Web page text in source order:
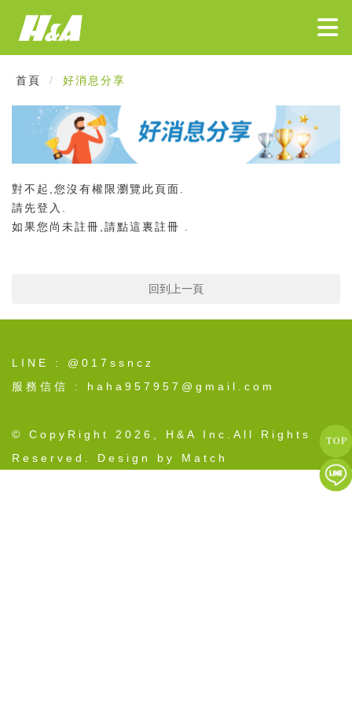
首頁 好消息分享
對不起,您沒有權限瀏覽此頁面.
請先登入
如果您尚未註冊,請點這裏註冊
回到上一頁
LINE : @017ssncz
服務信信 : haha957957@gmail.com
© CopyRight 2026, H&A Inc.All Rights
Reserved. Design by Match